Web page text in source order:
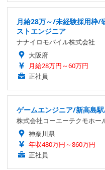
月給28万～/未経験採用枠/
ストエンジニア
ナナイロモバイル株式会社
大阪府
月給28万円～60万円
正社員
ゲームエンジニア/新高島
株式会社コーエーテクモホー
神奈川県
年収480万円～860万円
正社員